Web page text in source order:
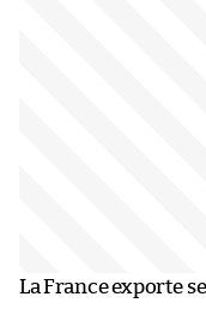
La France exporte